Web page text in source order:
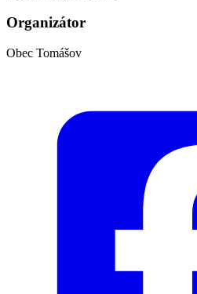
Organizátor
Obec Tomášov